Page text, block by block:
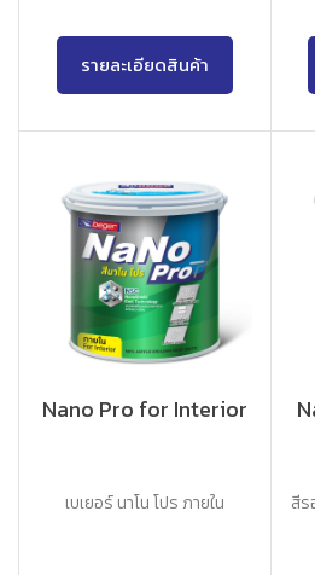
รายละเอียดสินค้า
Nano Pro for Interior
เบเยอร์ นาโน โปร ภายใน
สีร